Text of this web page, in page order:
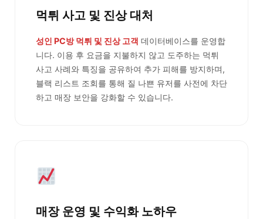
먹튀 사고 및 진상 대처
성인 PC방 먹튀 및 진상 고객 데이터베이스를 운영합
니다. 이용 후 요금을 지불하지 않고 도주하는 먹튀
사고 사례와 특징을 공유하여 추가 피해를 방지하며,
블랙 리스트 조회를 통해 질 나쁜 유저를 사전에 차단
하고 매장 보안을 강화할 수 있습니다.
매장 운영 및 수익화 노하우